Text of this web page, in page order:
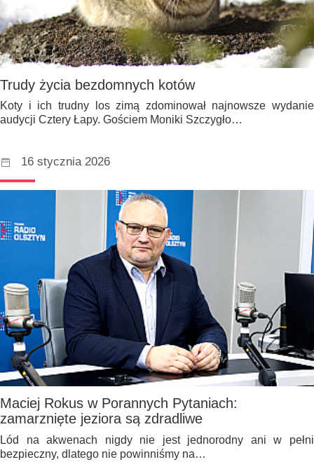
Trudy życia bezdomnych kotów
Koty i ich trudny los zimą zdominował najnowsze wydanie
audycji Cztery Łapy. Gościem Moniki Szczygło…
16 stycznia 2026
Maciej Rokus w Porannych Pytaniach:
zamarznięte jeziora są zdradliwe
Lód na akwenach nigdy nie jest jednorodny ani w pełni
bezpieczny, dlatego nie powinniśmy na…